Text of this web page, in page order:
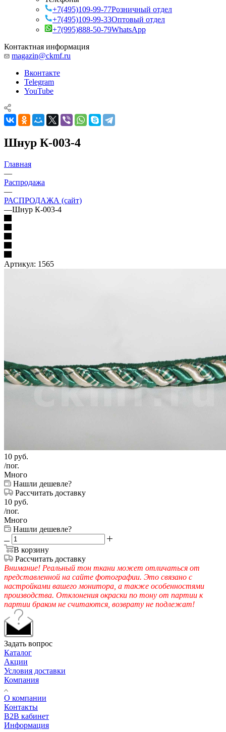
+7(495)109-99-77Розничный отдел
+7(495)109-99-33Оптовый отдел
+7(995)888-50-79WhatsApp
Контактная информация
magazin@ckmf.ru
Вконтакте
Telegram
YouTube
Шнур К-003-4
Главная
—
Распродажа
—
РАСПРОДАЖА (сайт)
—Шнур К-003-4
Артикул: 1565
10 руб.
/пог.
Много
Нашли дешевле?
Рассчитать доставку
10 руб.
/пог.
Много
Нашли дешевле?
В корзину
Рассчитать доставку
Внимание! Реальный тон ткани может отличаться от
представленной на сайте фотографии. Это связано с
настройками вашего монитора, а также особенностями
производства. Отклонения окраски по тону от партии к
партии браком не считаются, возврату не подлежат!
Задать вопрос
Каталог
Акции
Условия доставки
Компания
О компании
Контакты
B2B кабинет
Информация